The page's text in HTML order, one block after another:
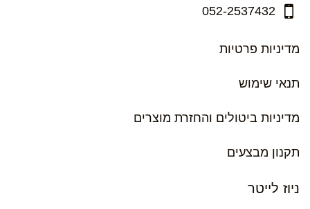
052-2537432
מדיניות פרטיות
תנאי שימוש
מדיניות ביטולים והחזרת מוצרים
תקנון מבצעים
ניוז לייטר